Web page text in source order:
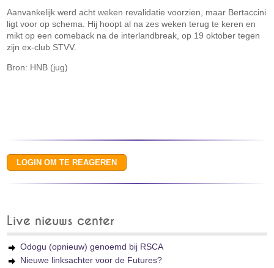
Aanvankelijk werd acht weken revalidatie voorzien, maar Bertaccini
ligt voor op schema. Hij hoopt al na zes weken terug te keren en
mikt op een comeback na de interlandbreak, op 19 oktober tegen
zijn ex-club STVV.
Bron: HNB (jug)
Live nieuws center
Odogu (opnieuw) genoemd bij RSCA
Nieuwe linksachter voor de Futures?